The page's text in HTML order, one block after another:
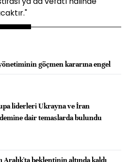
göçmen kararına engel
liderleri Ukrayna ve İran
dair temaslarda bulundu
Aralık'ta beklentinin altında kaldı